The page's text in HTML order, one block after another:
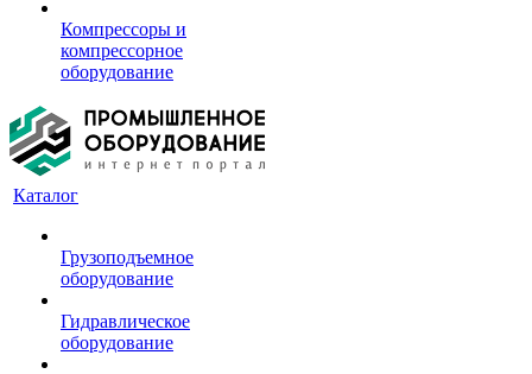
Компрессоры и
компрессорное
оборудование
Каталог
Грузоподъемное
оборудование
Гидравлическое
оборудование